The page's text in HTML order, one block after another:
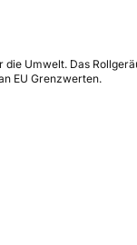
Umwelt. Das
EU Grenzwerten.